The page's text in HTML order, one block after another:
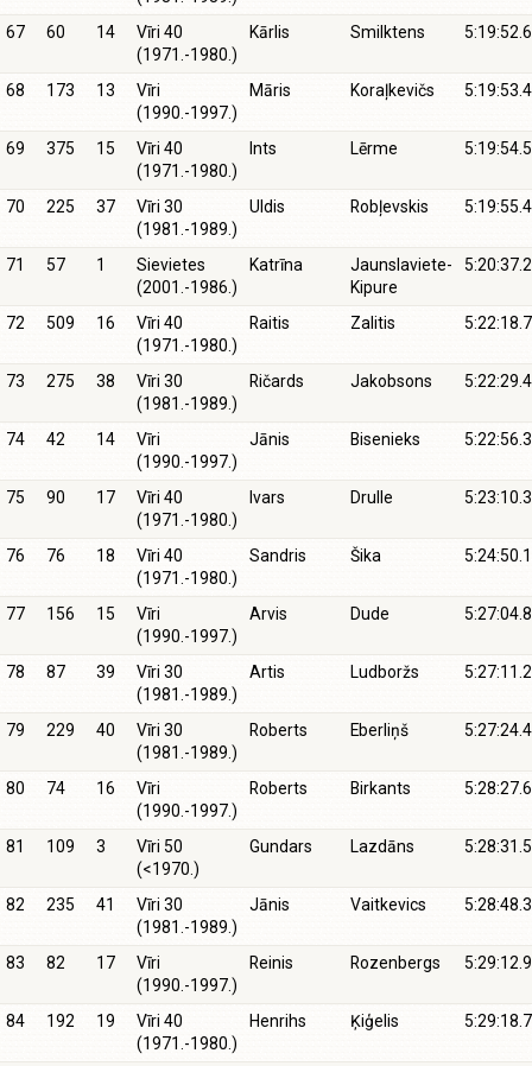
67
60 14
Vīri 40
(1971.-1980.)
Kārlis Smilktens 5:19:52.6
68 173 13
Vīri
(1990.-1997.)
Māris Koraļkevičs 5:19:53.4
69 375 15
Vīri 40
(1971.-1980.)
Ints Lērme 5:19:54.5
70 225 37
Vīri 30
(1981.-1989.)
Uldis Robļevskis 5:19:55.4
71 57 1
Sievietes
(2001.-1986.)
Katrīna
Jaunslaviete-
Kipure
5:20:37.2
72 509 16
Vīri 40
(1971.-1980.)
Raitis Zalitis 5:22:18.7
73 275 38
Vīri 30
(1981.-1989.)
Ričards Jakobsons 5:22:29.4
74 42 14
Vīri
(1990.-1997.)
Jānis Bisenieks 5:22:56.3
75 90 17
Vīri 40
(1971.-1980.)
Ivars Drulle 5:23:10.3
76 76 18
Vīri 40
(1971.-1980.)
Sandris Šika 5:24:50.1
77 156 15
Vīri
(1990.-1997.)
Arvis Dude 5:27:04.8
78 87 39
Vīri 30
(1981.-1989.)
Artis Ludboržs 5:27:11.2
79 229 40
Vīri 30
(1981.-1989.)
Roberts Eberliņš 5:27:24.4
80 74 16
Vīri
(1990.-1997.)
Roberts Birkants 5:28:27.6
81 109 3
Vīri 50
(<1970.)
Gundars Lazdāns 5:28:31.5
82 235 41
Vīri 30
(1981.-1989.)
Jānis Vaitkevics 5:28:48.3
83 82 17
Vīri
(1990.-1997.)
Reinis Rozenbergs 5:29:12.9
84 192 19
Vīri 40
(1971.-1980.)
Henrihs Ķiģelis 5:29:18.7